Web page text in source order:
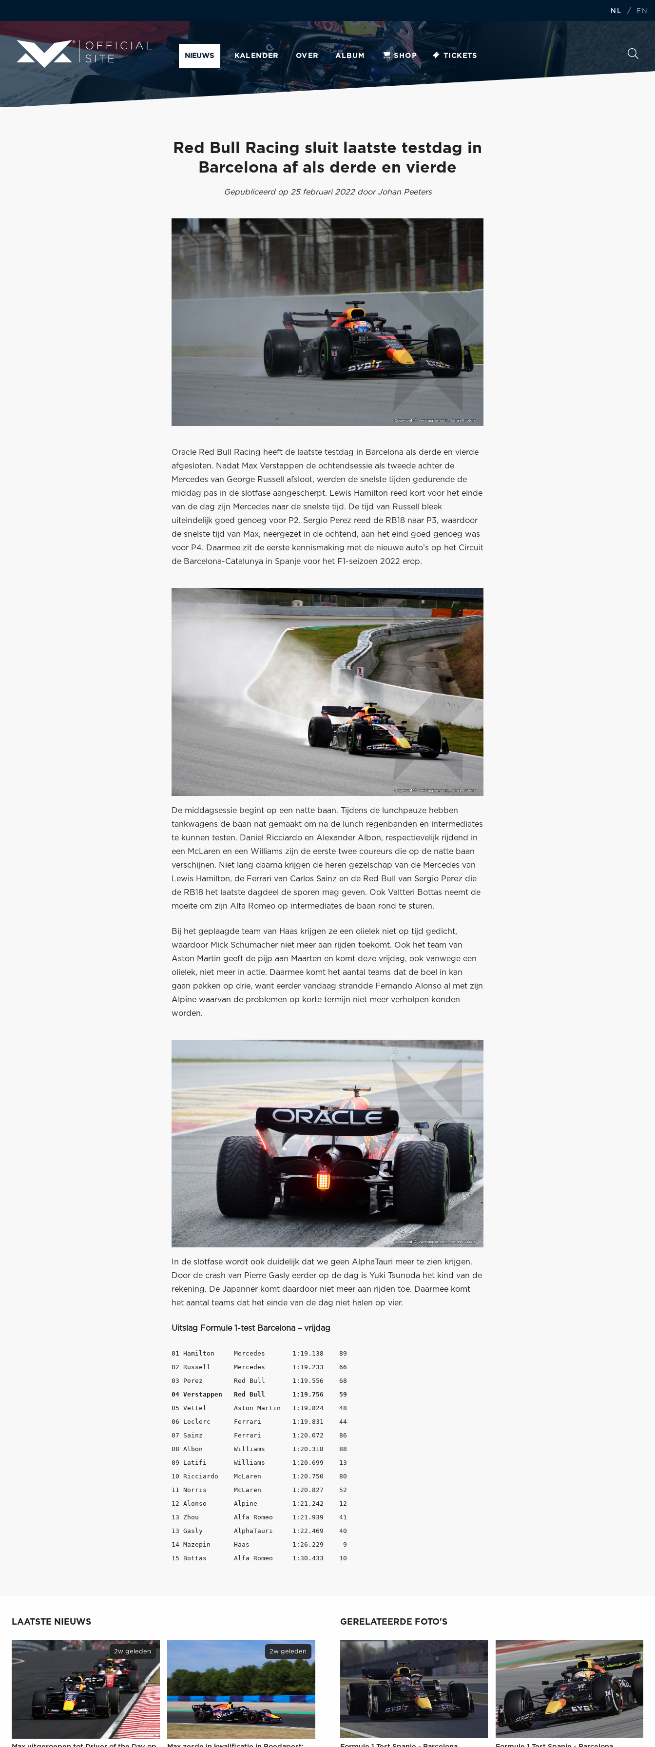
NL / EN
NIEUWS KALENDER OVER ALBUM SHOP TICKETS
Red Bull Racing sluit laatste testdag in
Barcelona af als derde en vierde
Gepubliceerd op 25 februari 2022 door Johan Peeters
Oracle Red Bull Racing heeft de laatste testdag in Barcelona als derde en vierde
afgesloten. Nadat Max Verstappen de ochtendsessie als tweede achter de
Mercedes van George Russell afsloot, werden de snelste tijden gedurende de
middag pas in de slotfase aangescherpt. Lewis Hamilton reed kort voor het einde
van de dag zijn Mercedes naar de snelste tijd. De tijd van Russell bleek
uiteindelijk goed genoeg voor P2. Sergio Perez reed de RB18 naar P3, waardoor
de snelste tijd van Max, neergezet in de ochtend, aan het eind goed genoeg was
voor P4. Daarmee zit de eerste kennismaking met de nieuwe auto’s op het Circuit
de Barcelona-Catalunya in Spanje voor het F1-seizoen 2022 erop.
De middagsessie begint op een natte baan. Tijdens de lunchpauze hebben
tankwagens de baan nat gemaakt om na de lunch regenbanden en intermediates
te kunnen testen. Daniel Ricciardo en Alexander Albon, respectievelijk rijdend in
een McLaren en een Williams zijn de eerste twee coureurs die op de natte baan
verschijnen. Niet lang daarna krijgen de heren gezelschap van de Mercedes van
Lewis Hamilton, de Ferrari van Carlos Sainz en de Red Bull van Sergio Perez die
de RB18 het laatste dagdeel de sporen mag geven. Ook Valtteri Bottas neemt de
moeite om zijn Alfa Romeo op intermediates de baan rond te sturen.
Bij het geplaagde team van Haas krijgen ze een olielek niet op tijd gedicht,
waardoor Mick Schumacher niet meer aan rijden toekomt. Ook het team van
Aston Martin geeft de pijp aan Maarten en komt deze vrijdag, ook vanwege een
olielek, niet meer in actie. Daarmee komt het aantal teams dat de boel in kan
gaan pakken op drie, want eerder vandaag strandde Fernando Alonso al met zijn
Alpine waarvan de problemen op korte termijn niet meer verholpen konden
worden.
In de slotfase wordt ook duidelijk dat we geen AlphaTauri meer te zien krijgen.
Door de crash van Pierre Gasly eerder op de dag is Yuki Tsunoda het kind van de
rekening. De Japanner komt daardoor niet meer aan rijden toe. Daarmee komt
het aantal teams dat het einde van de dag niet halen op vier.
Uitslag Formule 1-test Barcelona – vrijdag
01 Hamilton     Mercedes       1:19.138    89
02 Russell      Mercedes       1:19.233    66
04 Verstappen   Red Bull       1:19.756    59
05 Vettel       Aston Martin   1:19.824    48
06 Leclerc      Ferrari        1:19.831    44
07 Sainz        Ferrari        1:20.072    86
08 Albon        Williams       1:20.318    88
09 Latifi       Williams       1:20.699    13
10 Ricciardo    McLaren        1:20.750    80
11 Norris       McLaren        1:20.827    52
12 Alonso       Alpine         1:21.242    12
13 Zhou         Alfa Romeo     1:21.939    41
13 Gasly        AlphaTauri     1:22.469    40
14 Mazepin      Haas           1:26.229     9
15 Bottas       Alfa Romeo     1:30.433    10
LAATSTE NIEUWS
2w geleden 2w geleden
GERELATEERDE FOTO'S